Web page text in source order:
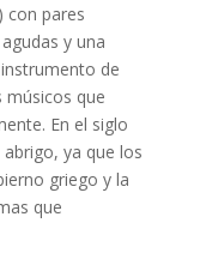
con pares
y una
de
músicos que
En el siglo
ya que los
griego y la
que